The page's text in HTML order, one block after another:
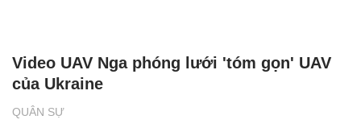
QUÂN SỰ
Video UAV Nga phóng lưới 'tóm gọn' UAV
của Ukraine